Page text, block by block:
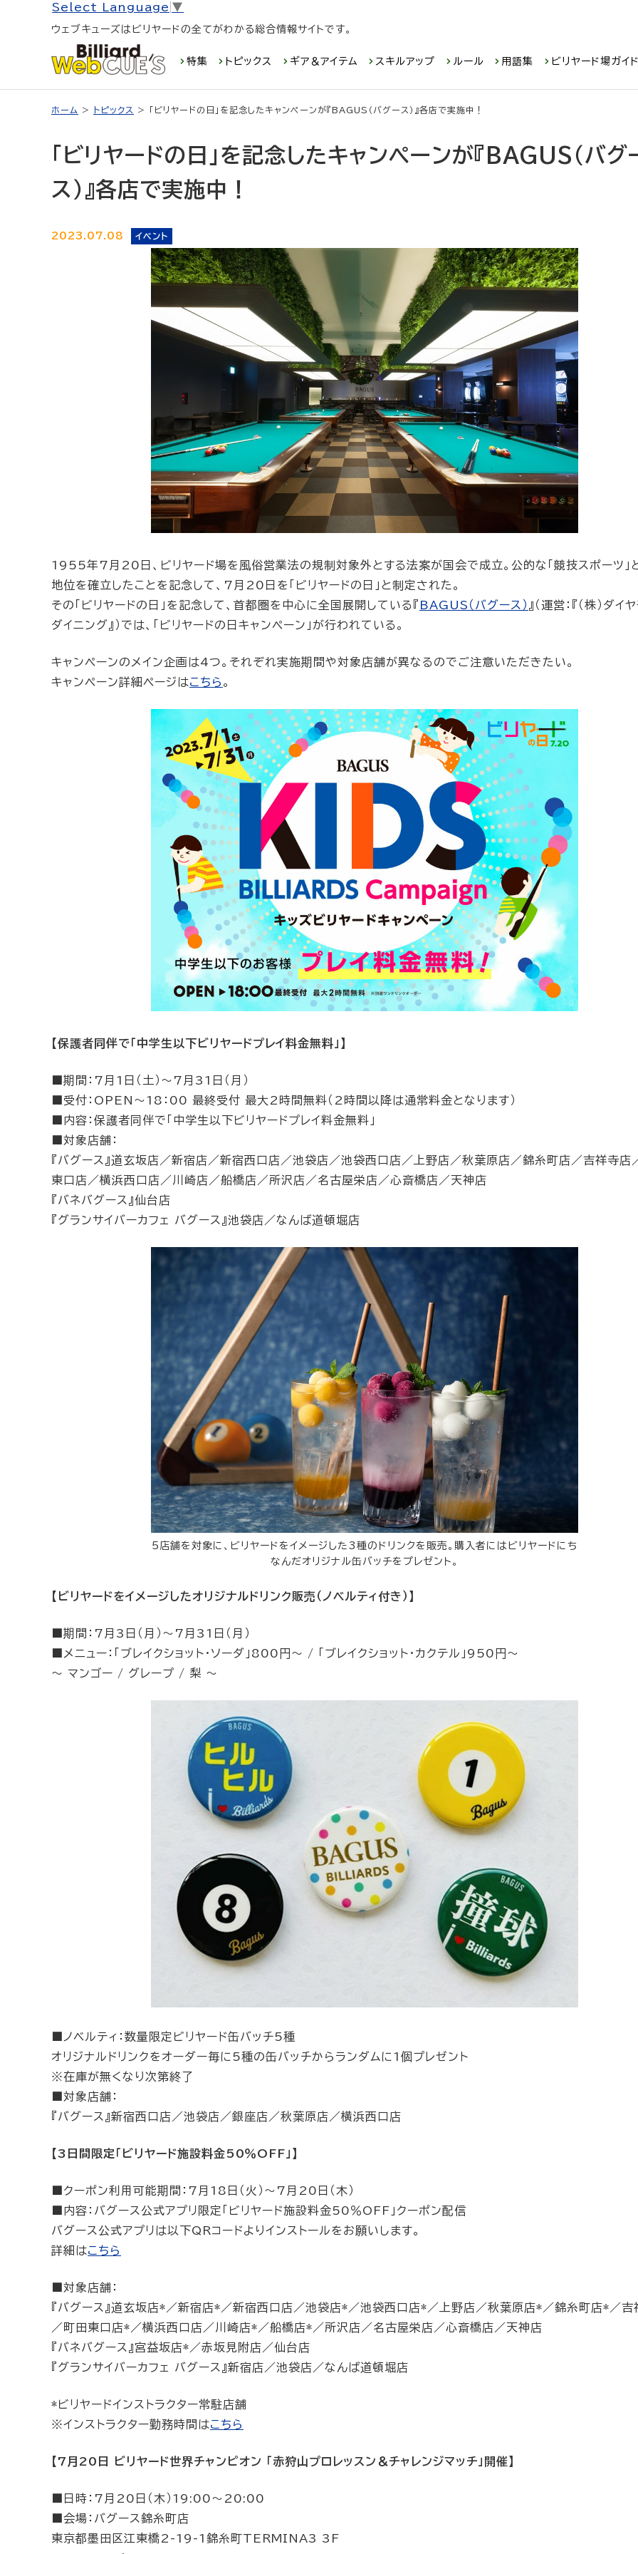
Select Language ▼
ウェブキューズはビリヤードの全てがわかる総合情報サイトです。
特集 トピックス ギア＆アイテム スキルアップ ルール 用語集 ビリヤード場ガイ
ホーム > トピックス > 「ビリヤードの日」を記念したキャンペーンが『BAGUS（バグース）』各店で実施中！
「ビリヤードの日」を記念したキャンペーンが『BAGUS（バグ
ス）』各店で実施中！
2023.07.08 イベント
1955年7月20日、ビリヤード場を風俗営業法の規制対象外とする法案が国会で成立。公的な「競技スポーツ」
地位を確立したことを記念して、7月20日を「ビリヤードの日」と制定された。
その「ビリヤードの日」を記念して、首都圏を中心に全国展開している『 BAGUS（バグース） 』（運営：『（株）ダイ
ダイニング』）では、「ビリヤードの日キャンペーン」が行われている。
キャンペーンのメイン企画は4つ。それぞれ実施期間や対象店舗が異なるのでご注意いただきたい。
キャンペーン詳細ページはこちら 。
【保護者同伴で「中学生以下ビリヤードプレイ料金無料」】
■期間：7月1日（土）～7月31日（月）
■受付：OPEN～18：00 最終受付 最大2時間無料（2時間以降は通常料金となります）
■内容：保護者同伴で「中学生以下ビリヤードプレイ料金無料」
■対象店舗：
『バグース』道玄坂店／新宿店／新宿西口店／池袋店／池袋西口店／上野店／秋葉原店／錦糸町店／吉祥寺店
東口店／横浜西口店／川崎店／船橋店／所沢店／名古屋栄店／心斎橋店／天神店
『バネバグース』仙台店
『グランサイバーカフェ バグース』池袋店／なんば道頓堀店
5店舗を対象に、ビリヤードをイメージした3種のドリンクを販売。購入者にはビリヤードにち
なんだオリジナル缶バッチをプレゼント。
【ビリヤードをイメージしたオリジナルドリンク販売（ノベルティ付き）】
■期間：7月3日（月）～7月31日（月）
■メニュー：「ブレイクショット・ソーダ」800円～ / 「ブレイクショット・カクテル」950円～
～ マンゴー / グレープ / 梨 ～
■ノベルティ：数量限定ビリヤード缶バッチ5種
オリジナルドリンクをオーダー毎に5種の缶バッチからランダムに1個プレゼント
※在庫が無くなり次第終了
■対象店舗：
『バグース』新宿西口店／池袋店／銀座店／秋葉原店／横浜西口店
【3日間限定「ビリヤード施設料金50％OFF」】
■クーポン利用可能期間：7月18日（火）～7月20日（木）
■内容：バグース公式アプリ限定「ビリヤード施設料金50％OFF」クーポン配信
バグース公式アプリは以下QRコードよりインストールをお願いします。
詳細はこちら
■対象店舗：
『バグース』道玄坂店*／新宿店*／新宿西口店／池袋店*／池袋西口店*／上野店／秋葉原店*／錦糸町店*／
／町田東口店*／横浜西口店／川崎店*／船橋店*／所沢店／名古屋栄店／心斎橋店／天神店
『バネバグース』宮益坂店*／赤坂見附店／仙台店
『グランサイバーカフェ バグース』新宿店／池袋店／なんば道頓堀店
*ビリヤードインストラクター常駐店舗
※インストラクター勤務時間はこちら
【7月20日 ビリヤード世界チャンピオン 「赤狩山プロレッスン＆チャレンジマッチ」開催】
■日時：7月20日（木）19:00～20:00
■会場：バグース錦糸町店
東京都墨田区江東橋2-19-1錦糸町TERMINA3 3F